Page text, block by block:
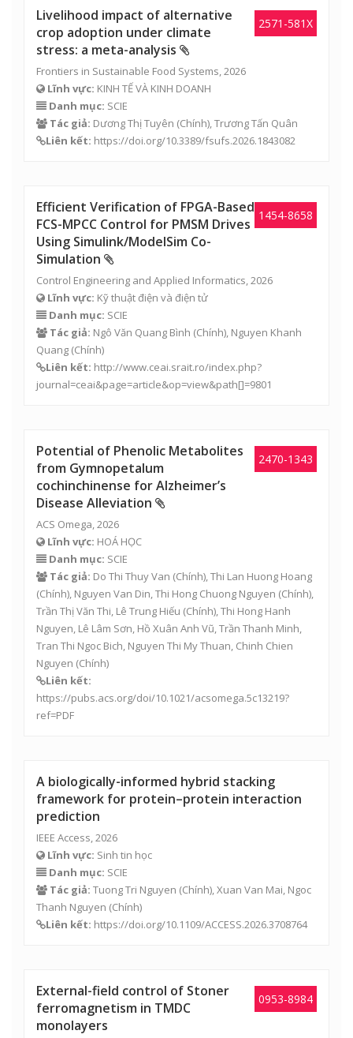
2571-581X
Livelihood impact of alternative
crop adoption under climate
stress: a meta-analysis
Frontiers in Sustainable Food Systems, 2026
Lĩnh vực: KINH TẾ VÀ KINH DOANH
Danh mục: SCIE
Tác giả: Dương Thị Tuyên (Chính), Trương Tấn Quân
Liên kết: https://doi.org/10.3389/fsufs.2026.1843082
1454-8658
Efficient Verification of FPGA-Based
FCS-MPCC Control for PMSM Drives
Using Simulink/ModelSim Co-
Simulation
Control Engineering and Applied Informatics, 2026
Lĩnh vực: Kỹ thuật điện và điện tử
Danh mục: SCIE
Tác giả: Ngô Văn Quang Bình (Chính), Nguyen Khanh
Quang (Chính)
Liên kết: http://www.ceai.srait.ro/index.php?
journal=ceai&page=article&op=view&path[]=9801
2470-1343
Potential of Phenolic Metabolites
from Gymnopetalum
cochinchinense for Alzheimer’s
Disease Alleviation
ACS Omega, 2026
Lĩnh vực: HOÁ HỌC
Danh mục: SCIE
Tác giả: Do Thi Thuy Van (Chính), Thi Lan Huong Hoang
(Chính), Nguyen Van Din, Thi Hong Chuong Nguyen (Chính),
Trần Thị Văn Thi Lê Trung Hiếu (Chính), Thi Hong Hanh
Nguyen, Lê Lâm Sơn Hồ Xuân Anh Vũ Trần Thanh Minh
Tran Thi Ngoc Bich, Nguyen Thi My Thuan, Chinh Chien
Nguyen (Chính)
Liên kết:
https://pubs.acs.org/doi/10.1021/acsomega.5c13219?
ref=PDF
A biologically-informed hybrid stacking
framework for protein–protein interaction
prediction
IEEE Access, 2026
Lĩnh vực: Sinh tin học
Danh mục: SCIE
Tác giả: Tuong Tri Nguyen (Chính), Xuan Van Mai, Ngoc
Thanh Nguyen (Chính)
Liên kết: https://doi.org/10.1109/ACCESS.2026.3708764
0953-8984
External-field control of Stoner
ferromagnetism in TMDC
monolayers